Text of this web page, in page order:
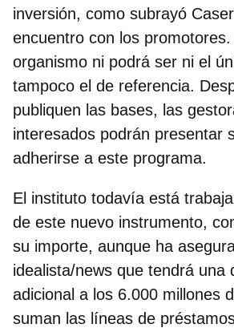
inversión, como subrayó
encuentro con los
organismo ni podrá ser ni el
tampoco el de referencia.
publiquen las bases, las
interesados podrán presentar
adherirse a este programa.
El instituto todavía está
de este nuevo instrumento,
su importe, aunque ha
idealista/news que tendrá una
adicional a los 6.000 millones
suman las líneas de